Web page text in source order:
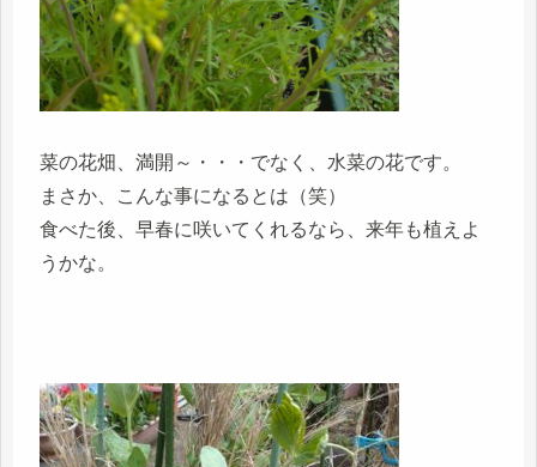
菜の花畑、満開～・・・でなく、水菜の花です。
まさか、こんな事になるとは（笑）
食べた後、早春に咲いてくれるなら、来年も植えよ
うかな。